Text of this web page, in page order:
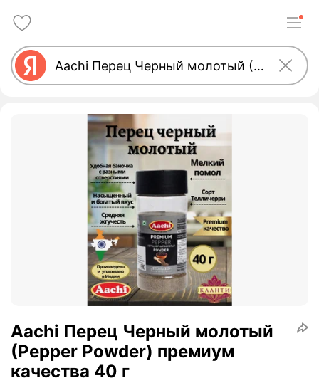
Aachi Перец Черный молотый
(Pepper Powder) премиум
качества 40 г